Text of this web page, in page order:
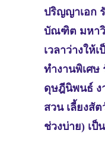
ปริญญาเอก
บัณฑิต มหาวิ
เวลาว่างให้
ทำงานพิเศษ
ดุษฎีนิพนธ์ ง
สวน เลี้ยงสั
ช่วงบ่าย) เป็